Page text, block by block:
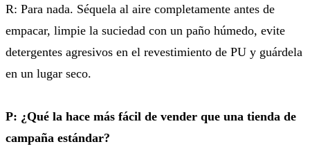
R: Para nada. Séquela al aire completamente antes de
empacar, limpie la suciedad con un paño húmedo, evite
detergentes agresivos en el revestimiento de PU y guárdela
en un lugar seco.
P: ¿Qué la hace más fácil de vender que una tienda de
campaña estándar?